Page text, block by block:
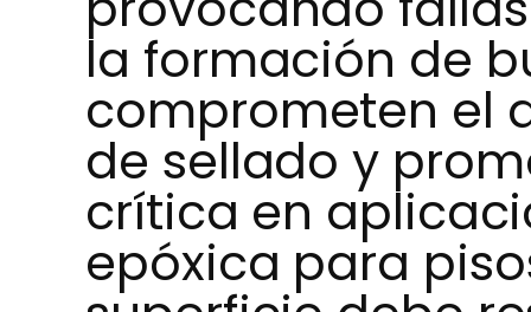
la formación de
comprometen el
de sellado y
crítica en
epóxica para